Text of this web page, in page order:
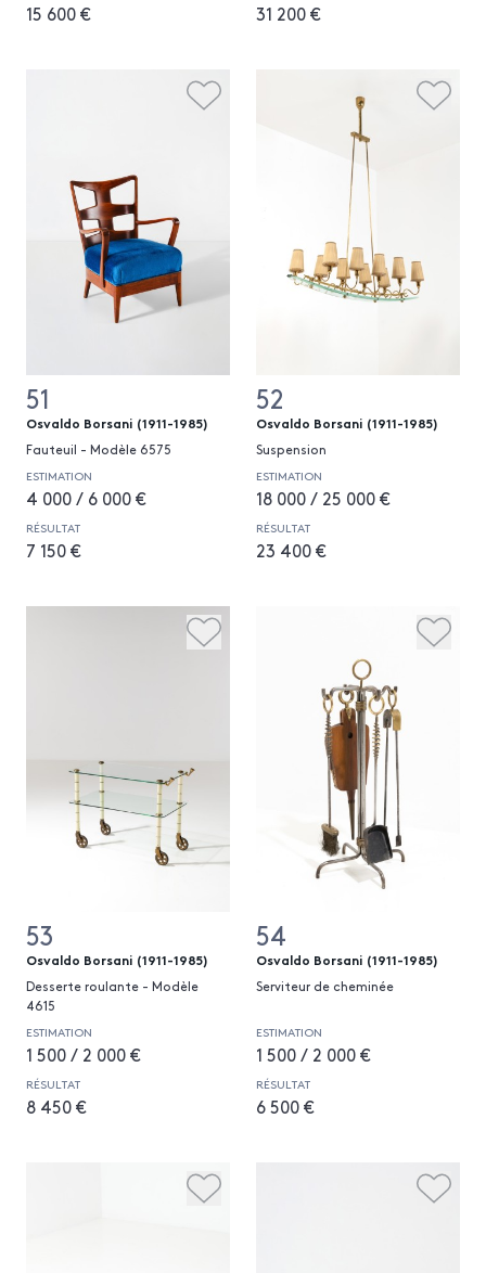
15 600 € 31 200 €
51
Osvaldo Borsani (1911-1985)
Fauteuil - Modèle 6575
ESTIMATION
4 000 / 6 000 €
RÉSULTAT
7 150 €
52
Osvaldo Borsani (1911-1985)
Suspension
ESTIMATION
18 000 / 25 000 €
RÉSULTAT
23 400 €
53
Osvaldo Borsani (1911-1985)
Desserte roulante - Modèle
4615
ESTIMATION
1 500 / 2 000 €
RÉSULTAT
8 450 €
54
Osvaldo Borsani (1911-1985)
Serviteur de cheminée
ESTIMATION
1 500 / 2 000 €
RÉSULTAT
6 500 €